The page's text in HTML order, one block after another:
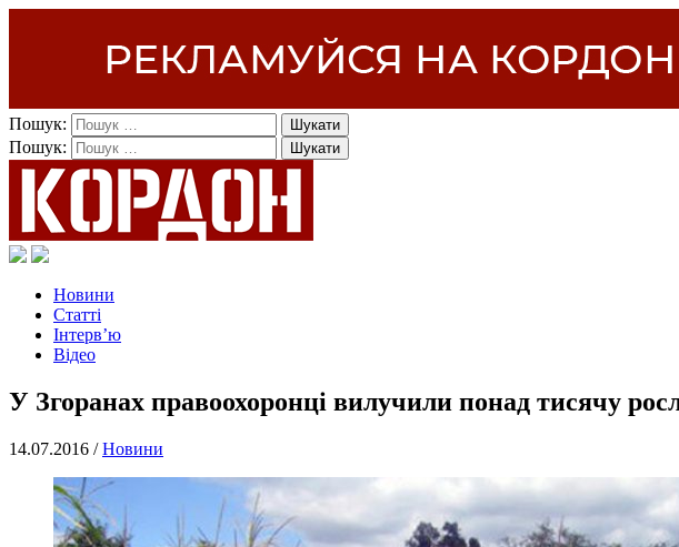
Пошук:
Пошук:
Новини
Статті
Інтерв’ю
Відео
У Згоранах правоохоронці вилучили понад тисячу
14.07.2016 /Новини